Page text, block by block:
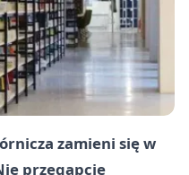
zamieni się w
przegapcie